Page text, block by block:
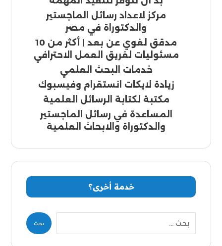
مركز لاعداد رسائل الماجستير
والدكتوراة في مصر
مدقق لغوي عن بعد | أكثر من 10
مسئوليات لفريق العمل الاحترافي
خدمات البحث العلمي
زيادة لايكات انستقرام وفيسبوك
مكتبة لكتابة الرسائل العلمية
المساعدة في رسائل الماجستير
والدكتوراة والابحاث العلمية
خدمة أخرى؟